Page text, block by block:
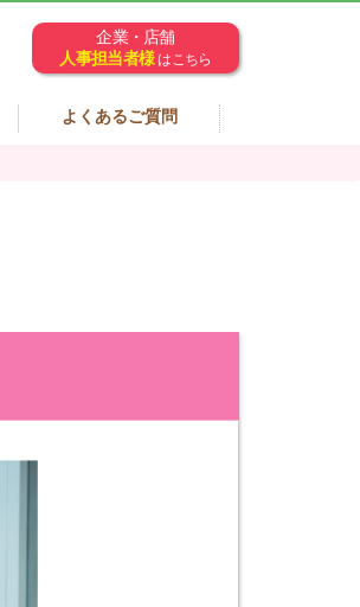
企業・店舗
人事担当者様 はこちら
よくあるご質問